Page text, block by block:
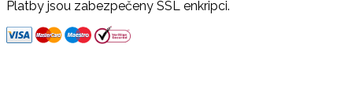
Platby jsou zabezpečeny SSL enkripci.